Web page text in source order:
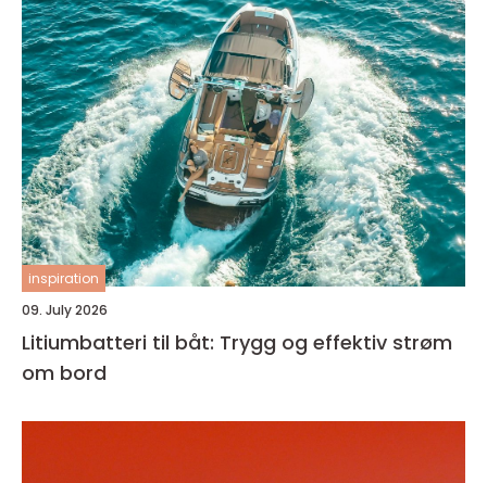
inspiration
09. July 2026
Litiumbatteri til båt: Trygg og effektiv strøm
om bord